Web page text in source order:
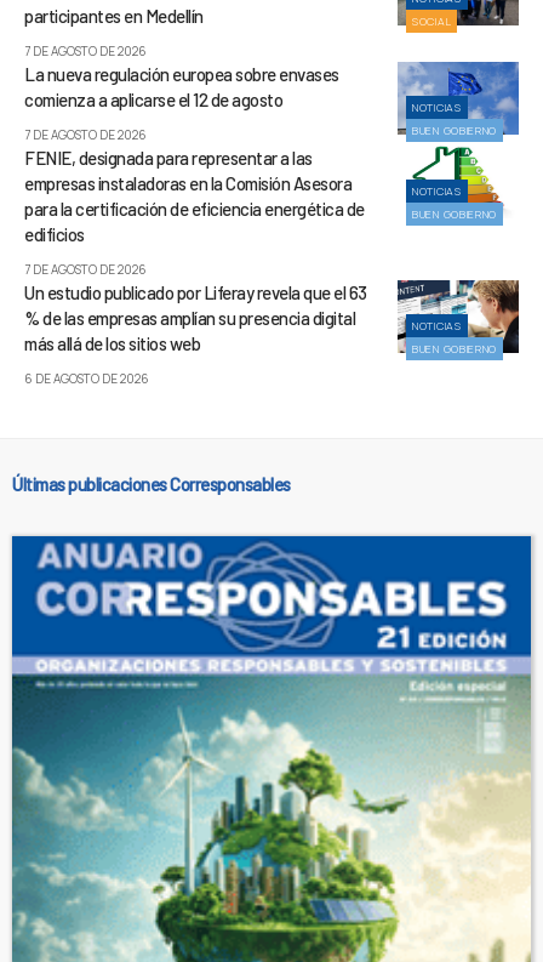
SOCIAL
participantes en Medellín
7 DE AGOSTO DE 2026
NOTICIAS
BUEN GOBIERNO
La nueva regulación europea sobre envases
comienza a aplicarse el 12 de agosto
7 DE AGOSTO DE 2026
NOTICIAS
BUEN GOBIERNO
FENIE, designada para representar a las
empresas instaladoras en la Comisión Asesora
para la certificación de eficiencia energética de
edificios
7 DE AGOSTO DE 2026
NOTICIAS
BUEN GOBIERNO
Un estudio publicado por Liferay revela que el 63
% de las empresas amplían su presencia digital
más allá de los sitios web
6 DE AGOSTO DE 2026
Últimas publicaciones Corresponsables